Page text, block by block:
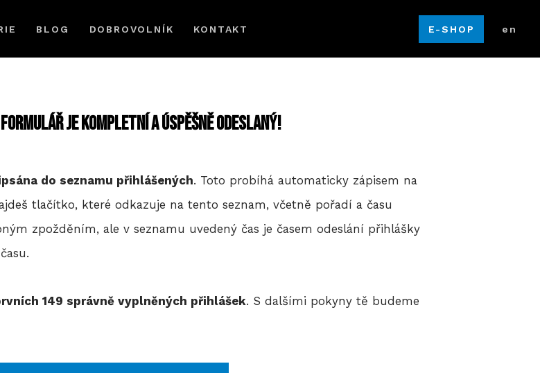
BLOG DOBROVOLNÍK KONTAKT E-SHOP cz
en
je kompletní a úspěšně odeslaný!
do seznamu přihlášených. Toto probíhá automaticky zápisem na
tlačítko, které odkazuje na tento seznam, včetně pořadí a času
zpožděním, ale v seznamu uvedený čas je časem odeslání přihlášky
149 správně vyplněných přihlášek. S dalšími pokyny tě budeme